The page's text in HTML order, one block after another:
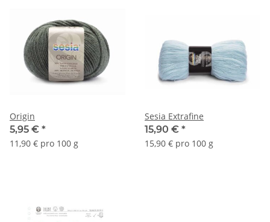
Origin
5,95 € *
11,90 € pro 100 g
Sesia Extrafine
15,90 € *
15,90 € pro 100 g